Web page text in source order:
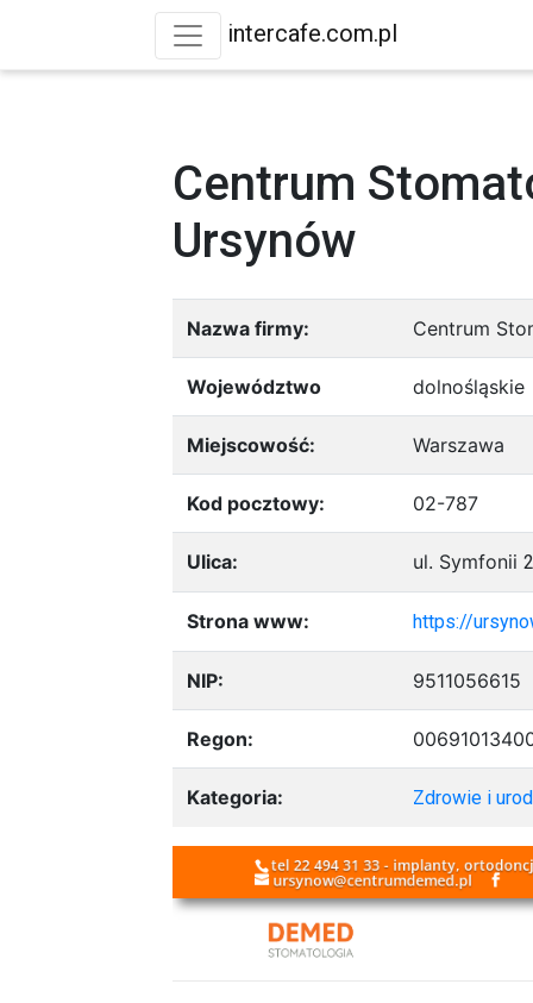
intercafe.com.pl
Centrum
Ursynów
Nazwa firmy: Centrum
Województwo dolnośląskie
Miejscowość: Warszawa
Kod pocztowy: 02-787
Ulica: ul. Symfonii 2
Strona www: https://
NIP: 9511056615
Regon:
Kategoria: Zdrowie i